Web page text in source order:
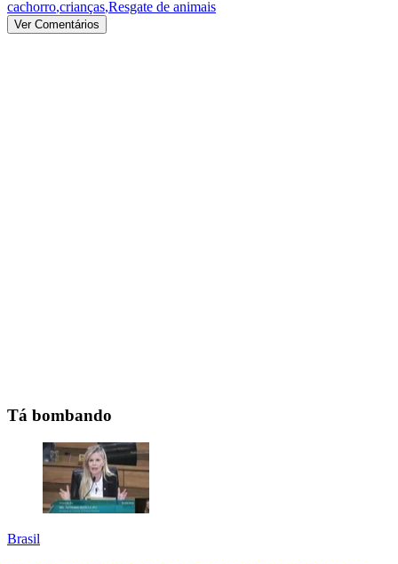
cachorro,crianças,Resgate de animais
Ver Comentários
Tá bombando
Brasil